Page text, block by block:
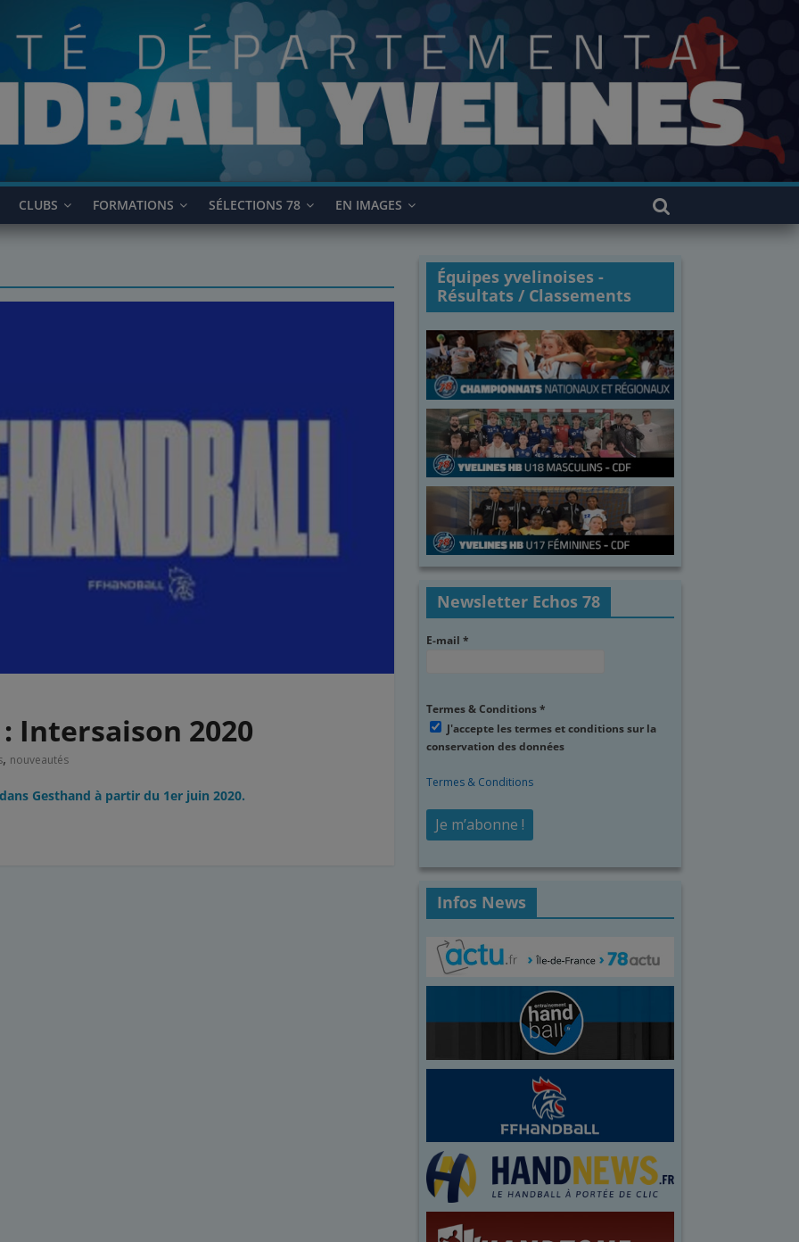
CLUBS FORMATIONS SÉLECTIONS 78 EN IMAGES
Intersaison 2020
, nouveautés
Gesthand à partir du 1er juin 2020.
Équipes yvelinoises -
Résultats / Classements
Newsletter Echos 78
E-mail*
Termes & Conditions*
J'accepte les termes et conditions sur la
conservation des données
Termes & Conditions
Infos News